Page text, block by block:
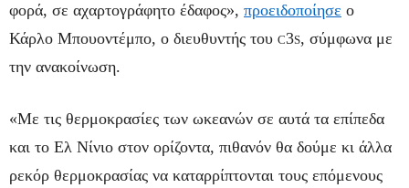
φορά, σε αχαρτογράφητο έδαφος», προειδοποίησε ο
Κάρλο Μπουοντέμπο, ο διευθυντής του C3S, σύμφωνα με
την ανακοίνωση.
«Με τις θερμοκρασίες των ωκεανών σε αυτά τα επίπεδα
και το Ελ Νίνιο στον ορίζοντα, πιθανόν θα δούμε κι άλλα
ρεκόρ θερμοκρασίας να καταρρίπτονται τους επόμενους